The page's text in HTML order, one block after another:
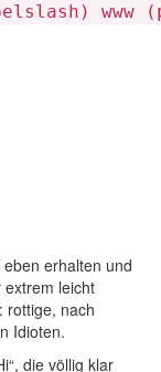
erhalten und
leicht
rottige, nach
Idioten.
die völlig klar